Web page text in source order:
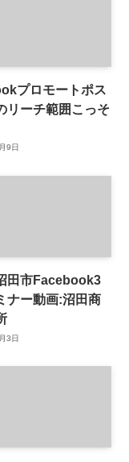
プロモートポス
リーチ範囲こっそ
9日
田市Facebook3
ナー動画:沼田商
3日